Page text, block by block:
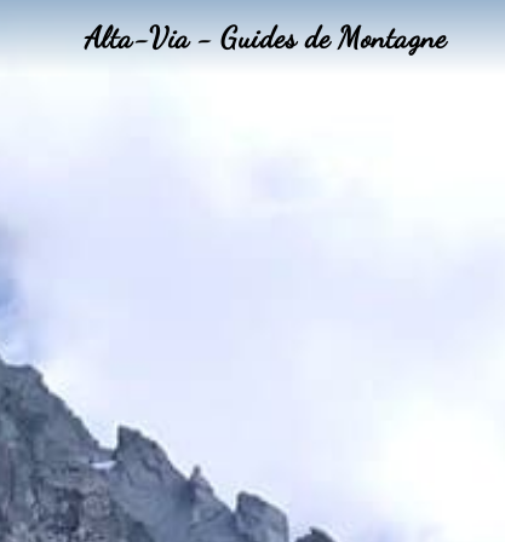
Alta-Via - Guides de Montagne